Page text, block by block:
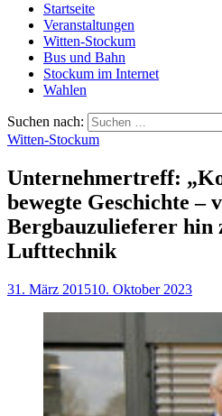
Startseite
Veranstaltungen
Witten-Stockum
Bus und Bahn
Stockum im Internet
Wahlen
Suchen nach:
Witten-Stockum
Unternehmertreff:
bewegte Geschichte –
Bergbauzulieferer hin
Lufttechnik
31. März 201510. Oktober 2023